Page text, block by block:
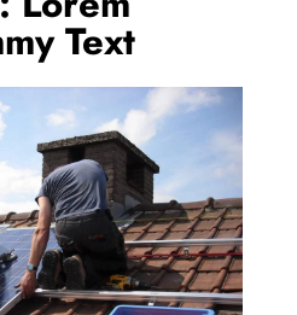
Text